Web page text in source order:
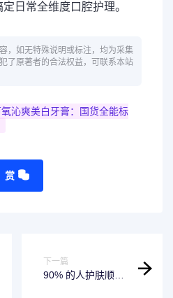
日常全维度口腔护理。
，如无特殊说明或标注，均为采集
了原著者的合法权益，可联系本站
沁爽美白牙膏：国货全能标
赏
下一篇
90% 的人护肤顺序